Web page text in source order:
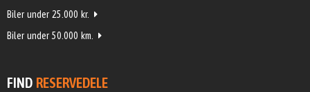
Biler under 25.000 kr.
Biler under 50.000 km.
FIND RESERVEDELE